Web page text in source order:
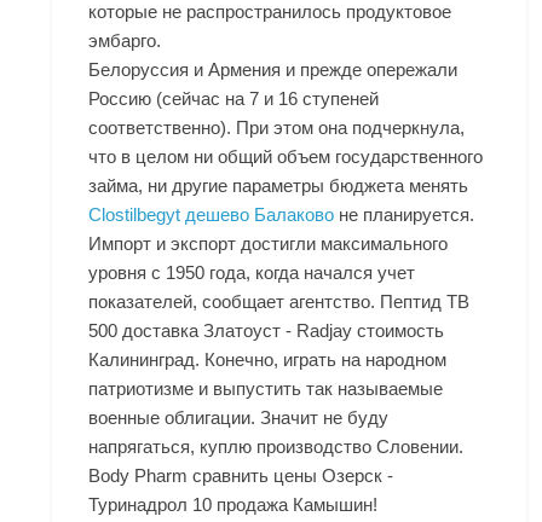
которые не распространилось продуктовое
эмбарго.
Белоруссия и Армения и прежде опережали
Россию (сейчас на 7 и 16 ступеней
соответственно). При этом она подчеркнула,
что в целом ни общий объем государственного
займа, ни другие параметры бюджета менять
Clostilbegyt дешево Балаково не планируется.
Импорт и экспорт достигли максимального
уровня с 1950 года, когда начался учет
показателей, сообщает агентство. Пептид TB
500 доставка Златоуст - Radjay стоимость
Калининград. Конечно, играть на народном
патриотизме и выпустить так называемые
военные облигации. Значит не буду
напрягаться, куплю производство Словении.
Body Pharm сравнить цены Озерск -
Туринадрол 10 продажа Камышин!